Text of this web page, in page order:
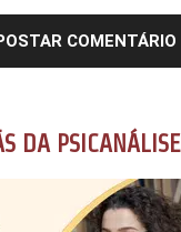
DA PSICANÁLISE